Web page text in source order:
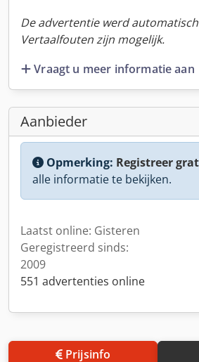
De advertentie werd
Vertaalfouten zijn mogelijk.
Vraagt u meer informatie aan
Aanbieder
Opmerking: Registreer
alle informatie te bekijken.
Laatst online: Gisteren
Geregistreerd sinds:
2009
551 advertenties online
Prijsinfo